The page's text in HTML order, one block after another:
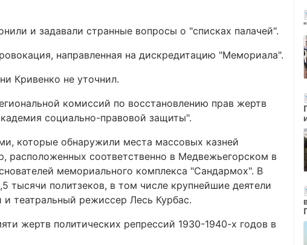
и задавали странные вопросы о "списках палачей".
направленная на дискредитацию "Мемориала".
Кривенко не уточнил.
комиссий по восстановлению прав жертв
социально-правовой защиты".
которые обнаружили места массовых казней
соответственно в Медвежьегорском в
мемориального комплекса "Сандармох". В
политзеков, в том числе крупнейшие деятели
театральный режиссер Лесь Курбас.
жертв политических репрессий 1930-1940-х годов в